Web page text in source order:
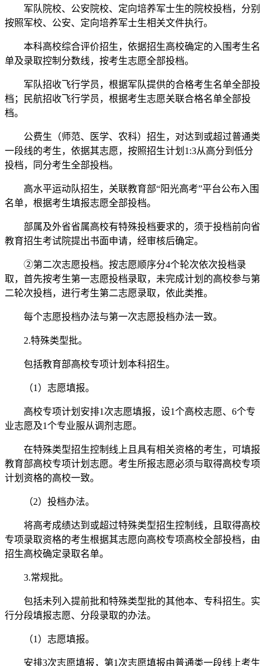
军队院校、公安院校、定向培养军士生的院校投档，分别
按照军校、公安、定向培养军士生相关文件执行。
本科高校综合评价招生，依据招生高校确定的入围考生名
单及录取控制分数线，按考生志愿全部投档。
军队招收飞行学员，根据军队提供的合格考生名单全部投
档；民航招收飞行学员，根据考生志愿关联合格名单全部投
档。
公费生（师范、医学、农科）招生，对达到或超过普通类
一段线的考生，依据其志愿，按照招生计划1:3从高分到低分
投档，同分考生全部投档。
高水平运动队招生，关联教育部“阳光高考”平台公布入围
名单，根据考生填报志愿全部投档。
部属及外省省属高校有特殊投档要求的，须于投档前向省
教育招生考试院提出书面申请，经审核后确定。
②第二次志愿投档。按志愿顺序分4个轮次依次投档录
取，首先按考生第一志愿投档录取，未完成计划的高校参与第
二轮次投档，进行考生第二志愿录取，依此类推。
每个志愿投档办法与第一次志愿投档办法一致。
2.特殊类型批。
包括教育部高校专项计划本科招生。
（1）志愿填报。
高校专项计划安排1次志愿填报，设1个高校志愿、6个专
业志愿及1个专业服从调剂志愿。
在特殊类型招生控制线上且具有相关资格的考生，可填报
教育部高校专项计划志愿。考生所报志愿必须与取得高校专项
计划资格的高校一致。
（2）投档办法。
将高考成绩达到或超过特殊类型招生控制线，且取得高校
专项录取资格的考生根据其志愿向高校专项高校全部投档，由
招生高校确定录取名单。
3.常规批。
包括未列入提前批和特殊类型批的其他本、专科招生。实
行分段填报志愿、分段录取的办法。
（1）志愿填报。
安排3次志愿填报，第1次志愿填报由普通类一段线上考生